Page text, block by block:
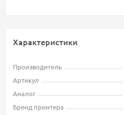
Характеристики
Производитель
Артикул
Аналог
Бренд принтера